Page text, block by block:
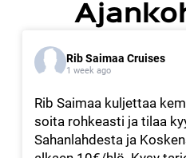
Rib Saimaa Cruises
1 week ago
Rib Saimaa kuljettaa
soita rohkeasti ja tilaa
Sahanlahdesta ja